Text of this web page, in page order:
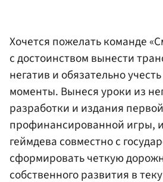
Хочется пожелать команде
с достоинством вынести
негатив и обязательно
моменты. Вынеся уроки из
разработки и издания
профинансированной игры,
геймдева совместно с
сформировать четкую
собственного развития в